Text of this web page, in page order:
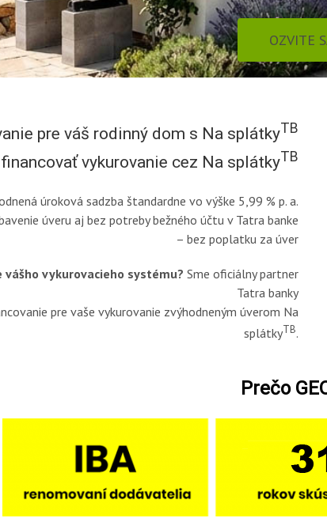
OZVITE
pre váš rodinný dom s Na splátkyTB
vykurovanie cez Na splátkyTB
úroková sadzba štandardne vo výške 5,99 % p. a.
úveru aj bez potreby bežného účtu v Tatra banke
– bez poplatku za úver
vykurovacieho systému? Sme oficiálny partner
Tatra banky
pre vaše vykurovanie zvýhodneným úverom Na
splátkyTB.
Prečo